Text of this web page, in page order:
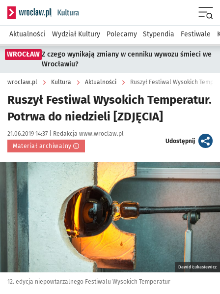
Serwis informacyjny wroclaw.pl podserwis: Kultura
Aktualności Wydział Kultury Polecamy Stypendia Festiwale
WROCŁAW Z czego wynikają zmiany w cenniku wywozu śmieci we
Wrocławiu?
wroclaw.pl Kultura Aktualności Ruszył Festiwal Wysokich
Ruszył Festiwal Wysokich Temperatur.
Potrwa do niedzieli [ZDJĘCIA]
Data publikacji:
21.06.2019 14:37 | Autor:
Redakcja www.wroclaw.pl
Materiał archiwalny
Udostępnijartykuł
Kliknij, aby powiększyć
Dawid Łukasiewicz
12. edycja niepowtarzalnego Festiwalu Wysokich Temperatur